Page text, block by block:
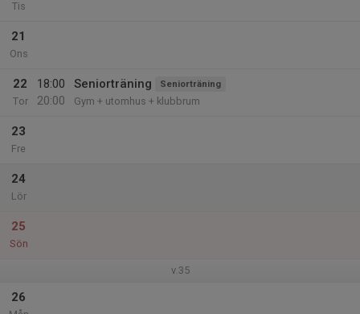
Tis
21
Ons
22
Tor
18:00
20:00
Seniorträning Seniorträning
Gym + utomhus + klubbrum
23
Fre
24
Lör
25
Sön
v.35
26